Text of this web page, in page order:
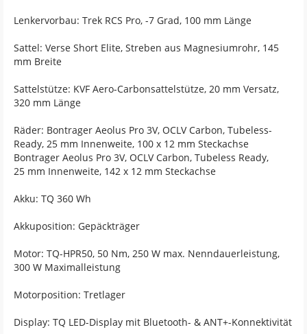
Lenkervorbau: Trek RCS Pro, -7 Grad, 100 mm Länge
Sattel: Verse Short Elite, Streben aus Magnesiumrohr, 145
mm Breite
Sattelstütze: KVF Aero-Carbonsattelstütze, 20 mm Versatz,
320 mm Länge
Räder: Bontrager Aeolus Pro 3V, OCLV Carbon, Tubeless-
Ready, 25 mm Innenweite, 100 x 12 mm Steckachse
Bontrager Aeolus Pro 3V, OCLV Carbon, Tubeless Ready,
25 mm Innenweite, 142 x 12 mm Steckachse
Akku: TQ 360 Wh
Akkuposition: Gepäckträger
Motor: TQ-HPR50, 50 Nm, 250 W max. Nenndauerleistung,
300 W Maximalleistung
Motorposition: Tretlager
Display: TQ LED-Display mit Bluetooth- & ANT+-Konnektivität